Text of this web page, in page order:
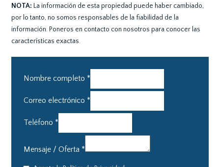
NOTA: La información de esta propiedad puede haber cambiado,
por lo tanto, no somos responsables de la fiabilidad de la
información. Poneros en contacto con nosotros para conocer las
características exactas.
Nombre completo *
Correo electrónico *
Teléfono *
Mensaje / Oferta *